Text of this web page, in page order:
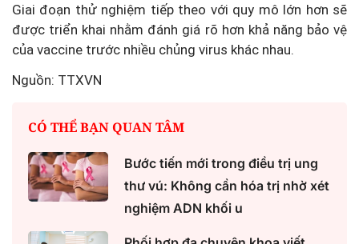
Giai đoạn thử nghiệm tiếp theo với quy mô lớn hơn sẽ
được triển khai nhằm đánh giá rõ hơn khả năng bảo vệ
của vaccine trước nhiều chủng virus khác nhau.
Nguồn: TTXVN
CÓ THỂ BẠN QUAN TÂM
Bước tiến mới trong điều trị ung
thư vú: Không cần hóa trị nhờ xét
nghiệm ADN khối u